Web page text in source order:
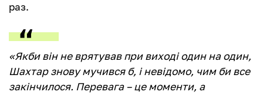
раз.
«Якби він не врятував при виході один на один,
Шахтар знову мучився б, і невідомо, чим би все
закінчилося. Перевага – це моменти, а